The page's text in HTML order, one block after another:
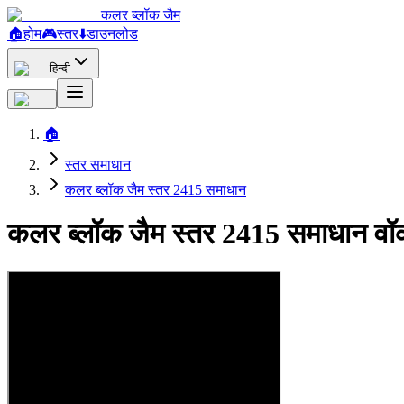
कलर ब्लॉक जैम
🏠होम🎮स्तर⬇️डाउनलोड
हिन्दी
🏠
स्तर समाधान
कलर ब्लॉक जैम स्तर 2415 समाधान
कलर ब्लॉक जैम स्तर 2415 समाधान